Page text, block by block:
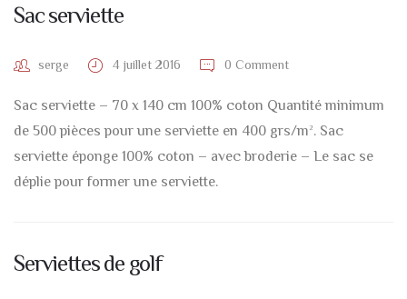
Sac serviette
serge 4 juillet 2016 0 Comment
Sac serviette – 70 x 140 cm 100% coton Quantité minimum
de 500 pièces pour une serviette en 400 grs/m². Sac
serviette éponge 100% coton – avec broderie – Le sac se
déplie pour former une serviette.
Serviettes de golf